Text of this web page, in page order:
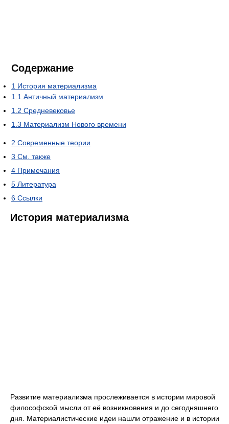
Содержание
1 История материализма
1.1 Античный материализм
1.2 Средневековье
1.3 Материализм Нового времени
2 Cовременные теории
3 См. также
4 Примечания
5 Литература
6 Ссылки
История материализма
Развитие материализма прослеживается в истории мировой
философской мысли от её возникновения и до сегодняшнего
дня. Материалистические идеи нашли отражение и в истории